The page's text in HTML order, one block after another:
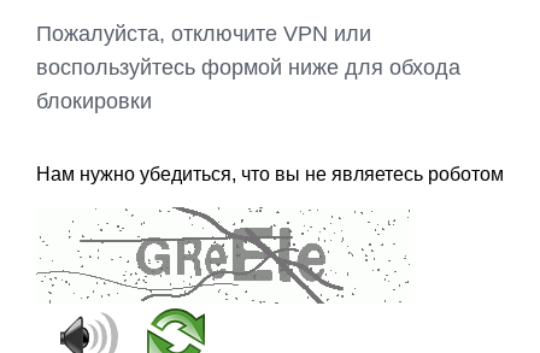
Пожалуйста, отключите VPN или
воспользуйтесь формой ниже для обхода
блокировки
Нам нужно убедиться, что вы не являетесь роботом